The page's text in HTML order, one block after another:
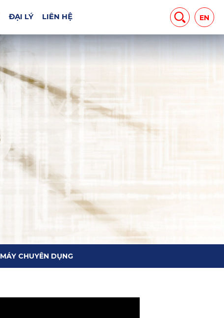
EN
ĐẠI LÝ LIÊN HỆ
MÁY CHUYÊN DỤNG
MÁY CHUYÊN DỤNG